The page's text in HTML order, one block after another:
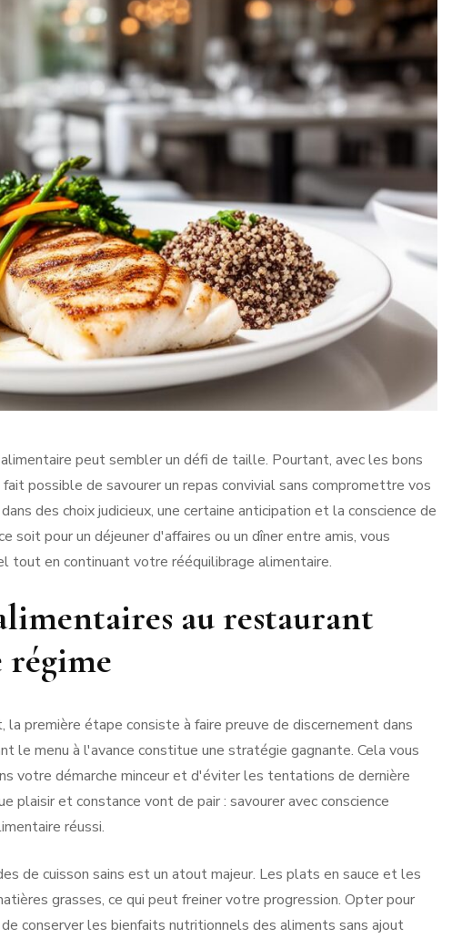
peut sembler un défi de taille. Pourtant, avec les bons
possible de savourer un repas convivial sans compromettre vos
des choix judicieux, une certaine anticipation et la conscience de
pour un déjeuner d'affaires ou un dîner entre amis, vous
tout en continuant votre rééquilibrage alimentaire.
au restaurant
régime
première étape consiste à faire preuve de discernement dans
le menu à l'avance constitue une stratégie gagnante. Cela vous
votre démarche minceur et d'éviter les tentations de dernière
plaisir et constance vont de pair : savourer avec conscience
réussi.
de cuisson sains est un atout majeur. Les plats en sauce et les
grasses, ce qui peut freiner votre progression. Opter pour
conserver les bienfaits nutritionnels des aliments sans ajout